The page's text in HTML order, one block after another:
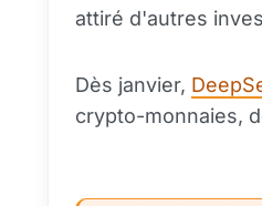
attiré d'autres
Dès janvier,
crypto-monnaies,